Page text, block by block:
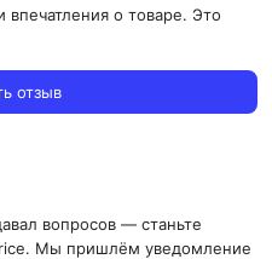
о товаре. Это
отзыв
вопросов — станьте
Мы пришлём уведомление